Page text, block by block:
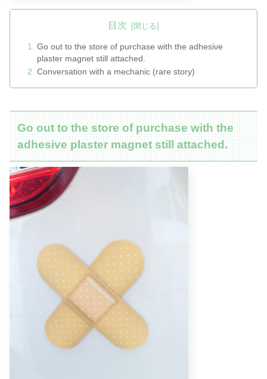
目次
Go out to the store of purchase with the adhesive
plaster magnet still attached.
Conversation with a mechanic (rare story)
Go out to the store of purchase with the
adhesive plaster magnet still attached.